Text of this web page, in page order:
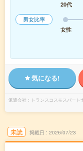
20代
男女比率
女性
気になる!
派遣会社
トランスコスモスパー
未読 掲載日 2026/07/23